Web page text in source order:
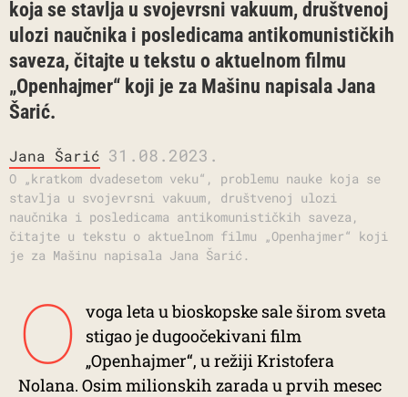
koja se stavlja u svojevrsni vakuum, društvenoj
ulozi naučnika i posledicama antikomunističkih
saveza, čitajte u tekstu o aktuelnom filmu
„Openhajmer“ koji je za Mašinu napisala Jana
Šarić.
Jana Šarić 31.08.2023.
O „kratkom dvadesetom veku“, problemu nauke koja se
stavlja u svojevrsni vakuum, društvenoj ulozi
naučnika i posledicama antikomunističkih saveza,
čitajte u tekstu o aktuelnom filmu „Openhajmer“ koji
je za Mašinu napisala Jana Šarić.
O voga leta u bioskopske sale širom sveta
stigao je dugoočekivani film
„Openhajmer“, u režiji Kristofera
Nolana. Osim milionskih zarada u prvih mesec